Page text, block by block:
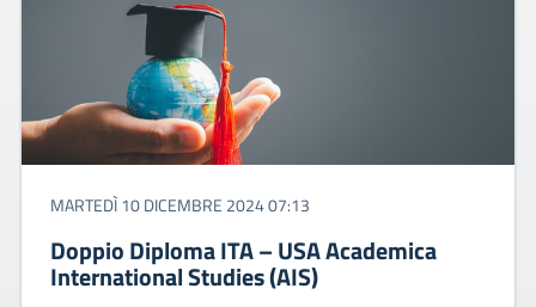
MARTEDÌ 10 DICEMBRE 2024 07:13
Doppio Diploma ITA – USA Academica
International Studies (AIS)